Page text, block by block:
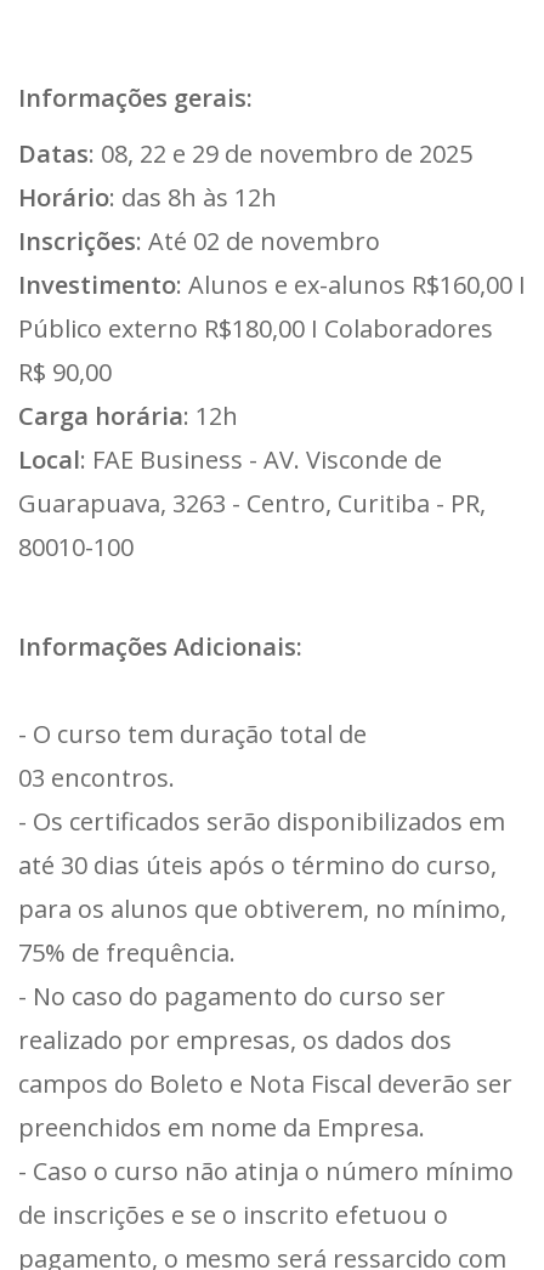
Informações gerais:
Datas: 08, 22 e 29 de novembro de 2025
Horário: das 8h às 12h
Inscrições: Até 02 de novembro
Investimento: Alunos e ex-alunos R$160,00 I
Público externo R$180,00 I Colaboradores
R$ 90,00
Carga horária: 12h
Local: FAE Business - AV. Visconde de
Guarapuava, 3263 - Centro, Curitiba - PR,
80010-100
Informações Adicionais:
- O curso tem duração total de
03 encontros.
- Os certificados serão disponibilizados em
até 30 dias úteis após o término do curso,
para os alunos que obtiverem, no mínimo,
75% de frequência.
- No caso do pagamento do curso ser
realizado por empresas, os dados dos
campos do Boleto e Nota Fiscal deverão ser
preenchidos em nome da Empresa.
- Caso o curso não atinja o número mínimo
de inscrições e se o inscrito efetuou o
pagamento, o mesmo será ressarcido com